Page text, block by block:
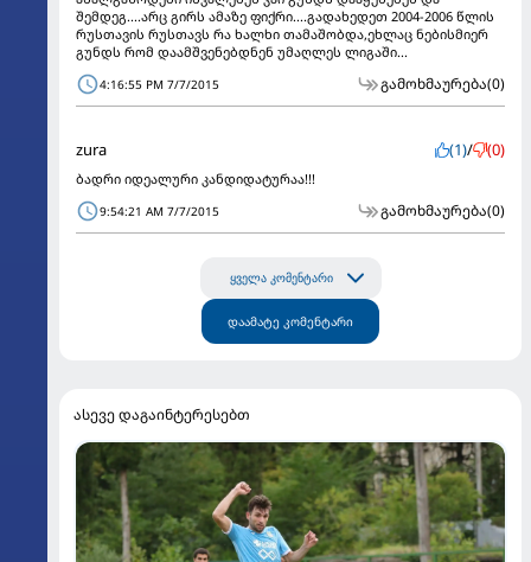
შემდეგ....არც გირს ამაზე ფიქრი....გადახედეთ 2004-2006 წლის
რუსთავის რუსთავს რა ხალხი თამაშობდა,ეხლაც ნებისმიერ
გუნდს რომ დაამშვენებდნენ უმაღლეს ლიგაში...
4:16:55 PM 7/7/2015 გამოხმაურება(0)
zura (1)/ (0)
ბადრი იდეალური კანდიდატურაა!!!
9:54:21 AM 7/7/2015 გამოხმაურება(0)
ყველა კომენტარი
დაამატე კომენტარი
ასევე დაგაინტერესებთ